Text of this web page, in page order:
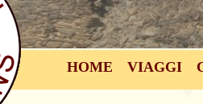
HOME VIAGGI